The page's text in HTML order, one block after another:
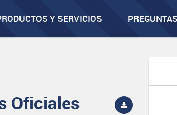
Y SERVICIOS
Oficiales